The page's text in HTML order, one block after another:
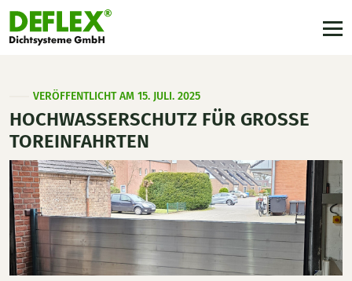
VERÖFFENTLICHT AM 15. JULI. 2025
HOCHWASSERSCHUTZ FÜR GROSSE T
OREINFAHRTEN